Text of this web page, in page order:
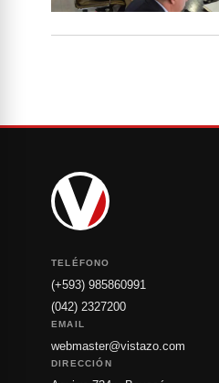
TELÉFONO
(+593) 985860991
(042) 2327200
EMAIL
webmaster@vistazo.com
DIRECCIÓN